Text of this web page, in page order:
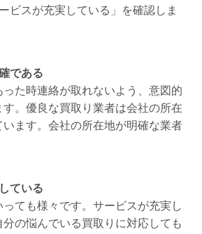
ビスが充実している」を確認しま
である
た時連絡が取れないよう、意図的
。優良な買取り業者は会社の所在
ます。会社の所在地が明確な業者
ている
ても様々です。サービスが充実し
の悩んでいる買取りに対応しても